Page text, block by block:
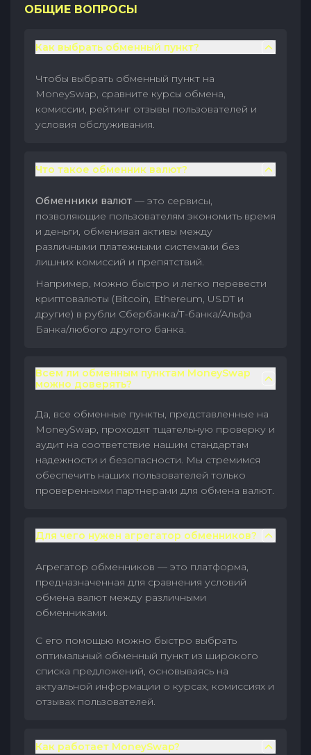
ОБЩИЕ ВОПРОСЫ
Как выбрать обменный пункт?
Чтобы выбрать обменный пункт на
MoneySwap, сравните курсы обмена,
комиссии, рейтинг отзывы пользователей и
условия обслуживания.
Что такое обменник валют?
Обменники валют — это сервисы,
позволяющие пользователям экономить время
и деньги, обменивая активы между
различными платежными системами без
лишних комиссий и препятствий.
Например, можно быстро и легко перевести
криптовалюты (Bitcoin, Ethereum, USDT и
другие) в рубли Сбербанка/Т-банка/Альфа
Банка/любого другого банка.
Всем ли обменным пунктам MoneySwap
можно доверять?
Да, все обменные пункты, представленные на
MoneySwap, проходят тщательную проверку и
аудит на соответствие нашим стандартам
надежности и безопасности. Мы стремимся
обеспечить наших пользователей только
проверенными партнерами для обмена валют.
Для чего нужен агрегатор обменников?
Агрегатор обменников — это платформа,
предназначенная для сравнения условий
обмена валют между различными
обменниками.
С его помощью можно быстро выбрать
оптимальный обменный пункт из широкого
списка предложений, основываясь на
актуальной информации о курсах, комиссиях и
отзывах пользователей.
Как работает MoneySwap?